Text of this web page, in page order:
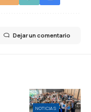
Dejar un comentario
NOTICIAS